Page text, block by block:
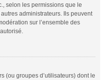
selon les permissions que le
administrateurs. Ils peuvent
sur l’ensemble des
(ou groupes d’utilisateurs) dont le